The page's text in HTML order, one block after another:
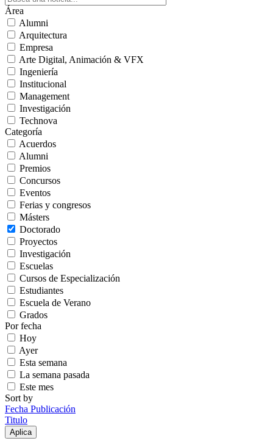
Área
Alumni
Arquitectura
Empresa
Arte Digital, Animación & VFX
Ingeniería
Institucional
Management
Investigación
Technova
Categoría
Acuerdos
Alumni
Premios
Concursos
Eventos
Ferias y congresos
Másters
Doctorado
Proyectos
Investigación
Escuelas
Cursos de Especialización
Estudiantes
Escuela de Verano
Grados
Por fecha
Hoy
Ayer
Esta semana
La semana pasada
Este mes
Sort by
Fecha Publicación
Titulo